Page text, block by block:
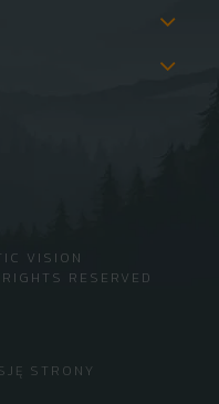
RESERVED
VISION
STRONY